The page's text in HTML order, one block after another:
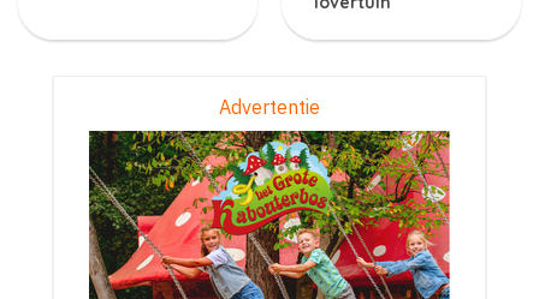
Advertentie